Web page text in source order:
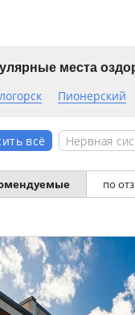
места
Пионерский
всё Нервная
по